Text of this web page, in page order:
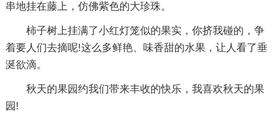
串地挂在藤上，仿佛紫色的大珍珠。
柿子树上挂满了小红灯笼似的果实，你挤我碰的，争
着要人们去摘呢!这么多鲜艳、味香甜的水果，让人看了垂
涎欲滴。
秋天的果园约我们带来丰收的快乐，我喜欢秋天的果
园!